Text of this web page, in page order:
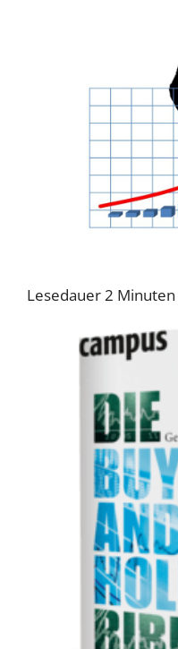
Lesedauer2 Minuten